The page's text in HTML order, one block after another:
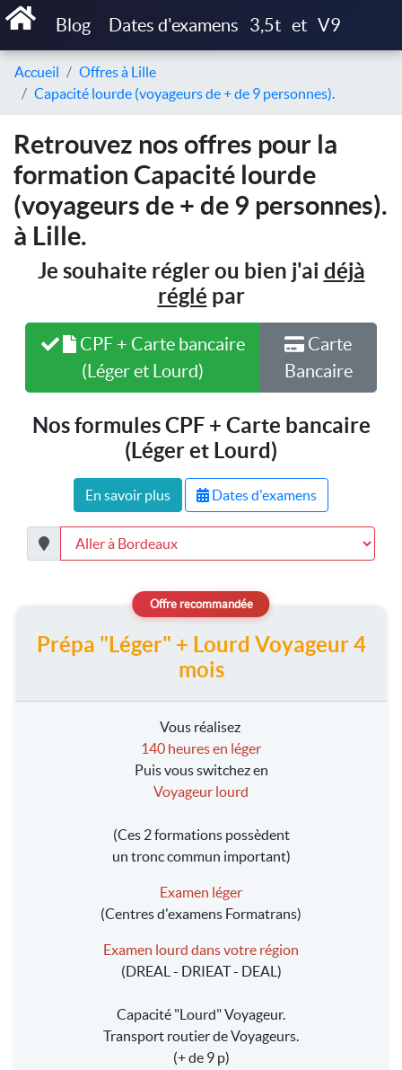
Blog Dates d'examens 3,5t et V9
Accueil
Offres à Lille
Capacité lourde (voyageurs de + de 9 personnes).
Retrouvez nos offres pour la
formation Capacité lourde
(voyageurs de + de 9 personnes).
à Lille.
Je souhaite régler ou bien j'ai déjà
réglé par
CPF + Carte bancaire
(Léger et Lourd)
Carte
Bancaire
Nos formules CPF + Carte bancaire
(Léger et Lourd)
En savoir plus Dates d'examens
Prépa "Léger" + Lourd Voyageur 4
mois
Vous réalisez
140 heures en léger
Puis vous switchez en
Voyageur lourd
(Ces 2 formations possèdent
un tronc commun important)
Examen léger
(Centres d'examens Formatrans)
Examen lourd dans votre région
(DREAL - DRIEAT - DEAL)
Capacité "Lourd" Voyageur.
Transport routier de Voyageurs.
(+ de 9 p)